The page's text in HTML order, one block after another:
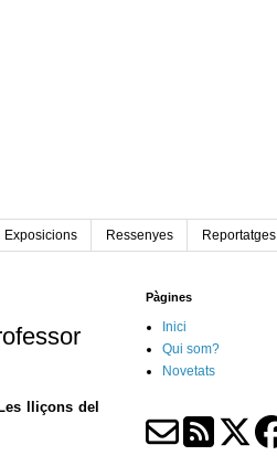
Exposicions Ressenyes Reportatges
Les lliçons del
Pàgines
Inici
Qui som?
Novetats